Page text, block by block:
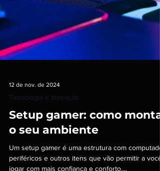
12 de nov. de 2024
Tecnologia e Inovação
Setup gamer: como montar
o seu ambiente
Um setup gamer é uma estrutura com computador,